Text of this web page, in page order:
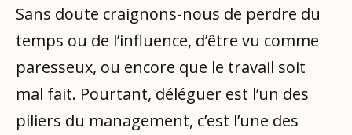
Sans doute craignons-nous de perdre du
temps ou de l’influence, d’être vu comme
paresseux, ou encore que le travail soit
mal fait. Pourtant, déléguer est l’un des
piliers du management, c’est l’une des